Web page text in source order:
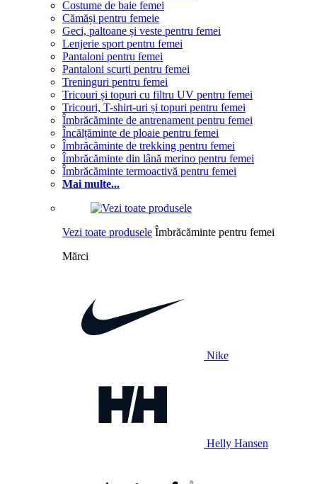
Costume de baie femei
Cămăși pentru femeie
Geci, paltoane și veste pentru femei
Lenjerie sport pentru femei
Pantaloni pentru femei
Pantaloni scurți pentru femei
Treninguri pentru femei
Tricouri și topuri cu filtru UV pentru femei
Tricouri, T-shirt-uri și topuri pentru femei
Îmbrăcăminte de antrenament pentru femei
Încălțăminte de ploaie pentru femei
Îmbrăcăminte de trekking pentru femei
Îmbrăcăminte din lână merino pentru femei
Îmbrăcăminte termoactivă pentru femei
Mai multe...
Vezi toate produsele Îmbrăcăminte pentru femei
Mărci
Nike
Helly Hansen